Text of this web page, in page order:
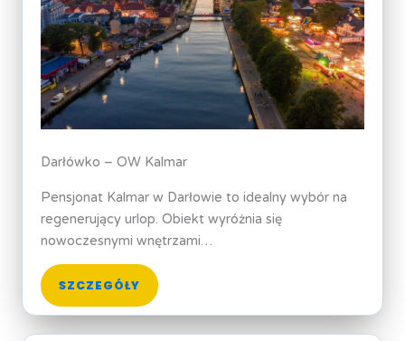
Darłówko – OW Kalmar
Pensjonat Kalmar w Darłowie to idealny wybór na
regenerujący urlop. Obiekt wyróżnia się
nowoczesnymi wnętrzami…
SZCZEGÓŁY